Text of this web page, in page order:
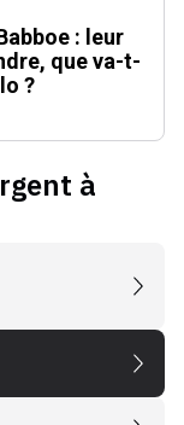
: leur
que va-t-
?
à